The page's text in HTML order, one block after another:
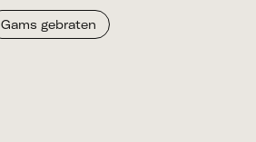
Gams gebraten